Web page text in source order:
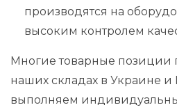
производятся на
высоким контролем
Многие товарные позиции
наших складах в Украине
выполняем